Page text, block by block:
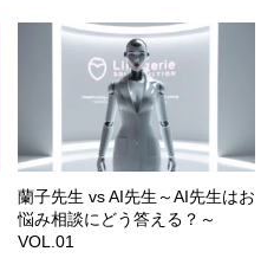
蘭子先生 vs AI先生～AI先生はお
悩み相談にどう答える？～
VOL.01